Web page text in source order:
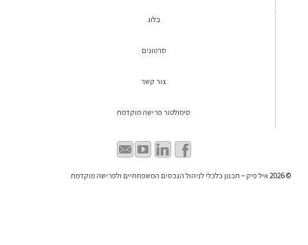
בלוג
סרטונים
צור קשר
סימולטור פרישה מוקדמת
© 2026 איל פיק – תכנון כלכלי לניהול הנכסים המשפחתיים ולפרישה מוקדמת